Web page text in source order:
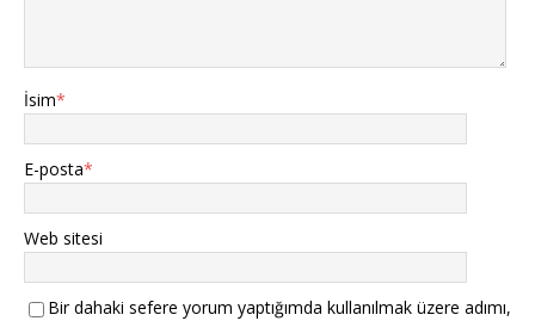
İsim*
E-posta*
Web sitesi
Bir dahaki sefere yorum yaptığımda kullanılmak üzere adımı,